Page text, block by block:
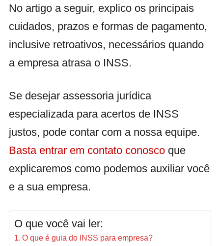
No artigo a seguir, explico os principais
cuidados, prazos e formas de pagamento,
inclusive retroativos, necessários quando
a empresa atrasa o INSS.
Se desejar assessoria jurídica
especializada para acertos de INSS
justos, pode contar com a nossa equipe.
Basta entrar em contato conosco que
explicaremos como podemos auxiliar você
e a sua empresa.
O que você vai ler:
O que é guia do INSS para empresa?